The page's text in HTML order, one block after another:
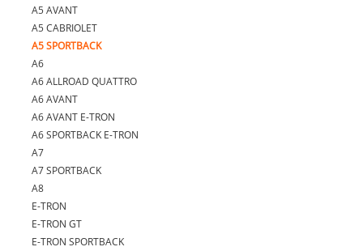
A5 AVANT
A5 CABRIOLET
A5 SPORTBACK
A6
A6 ALLROAD QUATTRO
A6 AVANT
A6 AVANT E-TRON
A6 SPORTBACK E-TRON
A7
A7 SPORTBACK
A8
E-TRON
E-TRON GT
E-TRON SPORTBACK